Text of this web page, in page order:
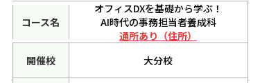
オフィスDXを基礎から学ぶ！
AI時代の事務担当者養成科
通所あり（住所）
大分校